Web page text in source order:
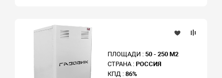
ПЛОЩАДИ :50 - 250 М2
СТРАНА :РОССИЯ
КПД :86%